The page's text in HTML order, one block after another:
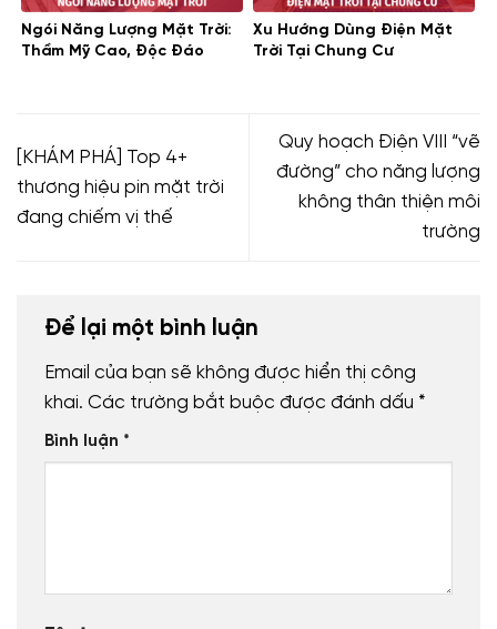
Ngói Năng Lượng Mặt Trời:
Thẩm Mỹ Cao, Độc Đáo
Xu Hướng Dùng Điện Mặt
Trời Tại Chung Cư
[KHÁM PHÁ] Top 4+
thương hiệu pin mặt trời
đang chiếm vị thế
Quy hoạch Điện VIII “vẽ
đường” cho năng lượng
không thân thiện môi
trường
Để lại một bình luận
Email của bạn sẽ không được hiển thị công
khai. Các trường bắt buộc được đánh dấu *
Bình luận *